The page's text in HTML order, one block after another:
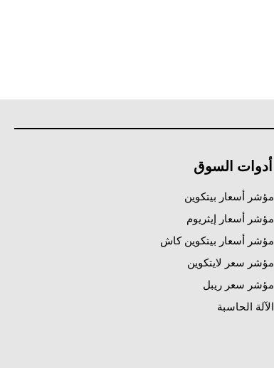
أدوات السوق
مؤشر أسعار بيتكوين
مؤشر أسعار إيثريوم
مؤشر أسعار بيتكوين كاش
مؤشر سعر لايتكوين
مؤشر سعر ريبل
الآلة الحاسبة